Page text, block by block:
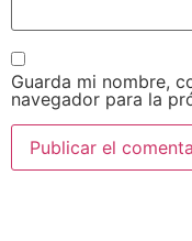
Guarda mi nombre,
navegador para la